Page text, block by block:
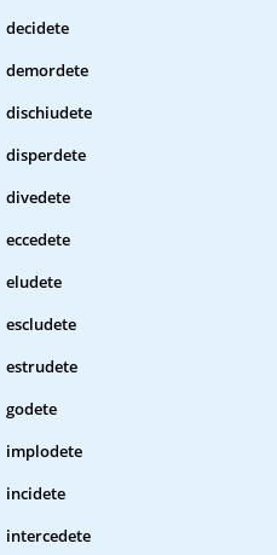
decidete
demordete
dischiudete
disperdete
divedete
eccedete
eludete
escludete
estrudete
godete
implodete
incidete
intercedete